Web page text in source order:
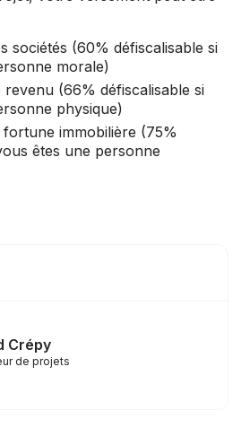
sociétés (60% défiscalisable si
morale)
revenu (66% défiscalisable si
physique)
fortune immobilière (75%
êtes une personne
Crépy
de projets